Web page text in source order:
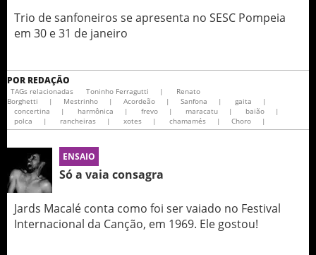
Trio de sanfoneiros se apresenta no SESC Pompeia
em 30 e 31 de janeiro
POR REDAÇÃO
TAGs relacionadas Toninho Ferragutti |
Renato
Borghetti
| Mestrinho | Acordeão | Sanfona | gaita
|
concertina
| harmônica | frevo | maracatu | baião
|
polca
| rancheiras | xotes | chamamés | Choro |
ENSAIO
Só a vaia consagra
Jards Macalé conta como foi ser vaiado no Festival
Internacional da Canção, em 1969. Ele gostou!